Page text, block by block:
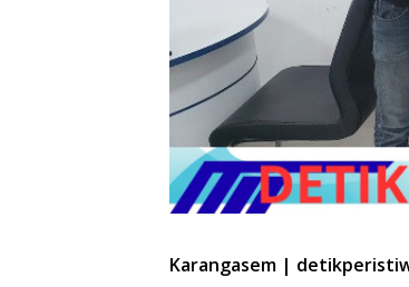
Karangasem |